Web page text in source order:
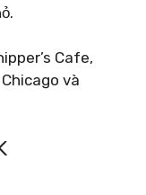
Cafe,
và